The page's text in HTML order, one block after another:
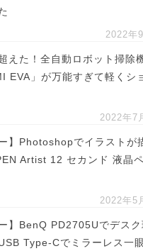
2022年
えた！全自動ロボット掃除
EVA」が万能すぎて軽くシ
2022年7
】Photoshopでイラストが
Artist 12 セカンド 液晶
2022年5
】BenQ PD2705Uでデスク
Type-Cでミラーレス一